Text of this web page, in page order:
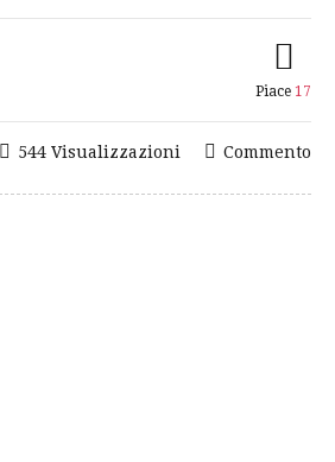
Piace 17
Commento
544 Visualizzazioni